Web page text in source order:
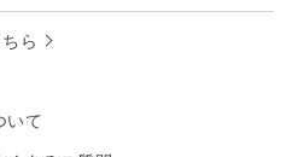
ら
いて